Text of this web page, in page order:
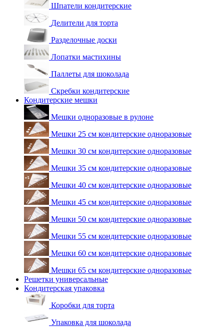
Шпатели кондитерские
Делители для торта
Разделочные доски
Лопатки мастихины
Паллеты для шоколада
Скребки кондитерские
Кондитерские мешки
Мешки одноразовые в рулоне
Мешки 25 см кондитерские одноразовые
Мешки 30 см кондитерские одноразовые
Мешки 35 см кондитерские одноразовые
Мешки 40 см кондитерские одноразовые
Мешки 45 см кондитерские одноразовые
Мешки 50 см кондитерские одноразовые
Мешки 55 см кондитерские одноразовые
Мешки 60 см кондитерские одноразовые
Мешки 65 см кондитерские одноразовые
Решетки универсальные
Кондитерская упаковка
Коробки для торта
Упаковка для шоколада